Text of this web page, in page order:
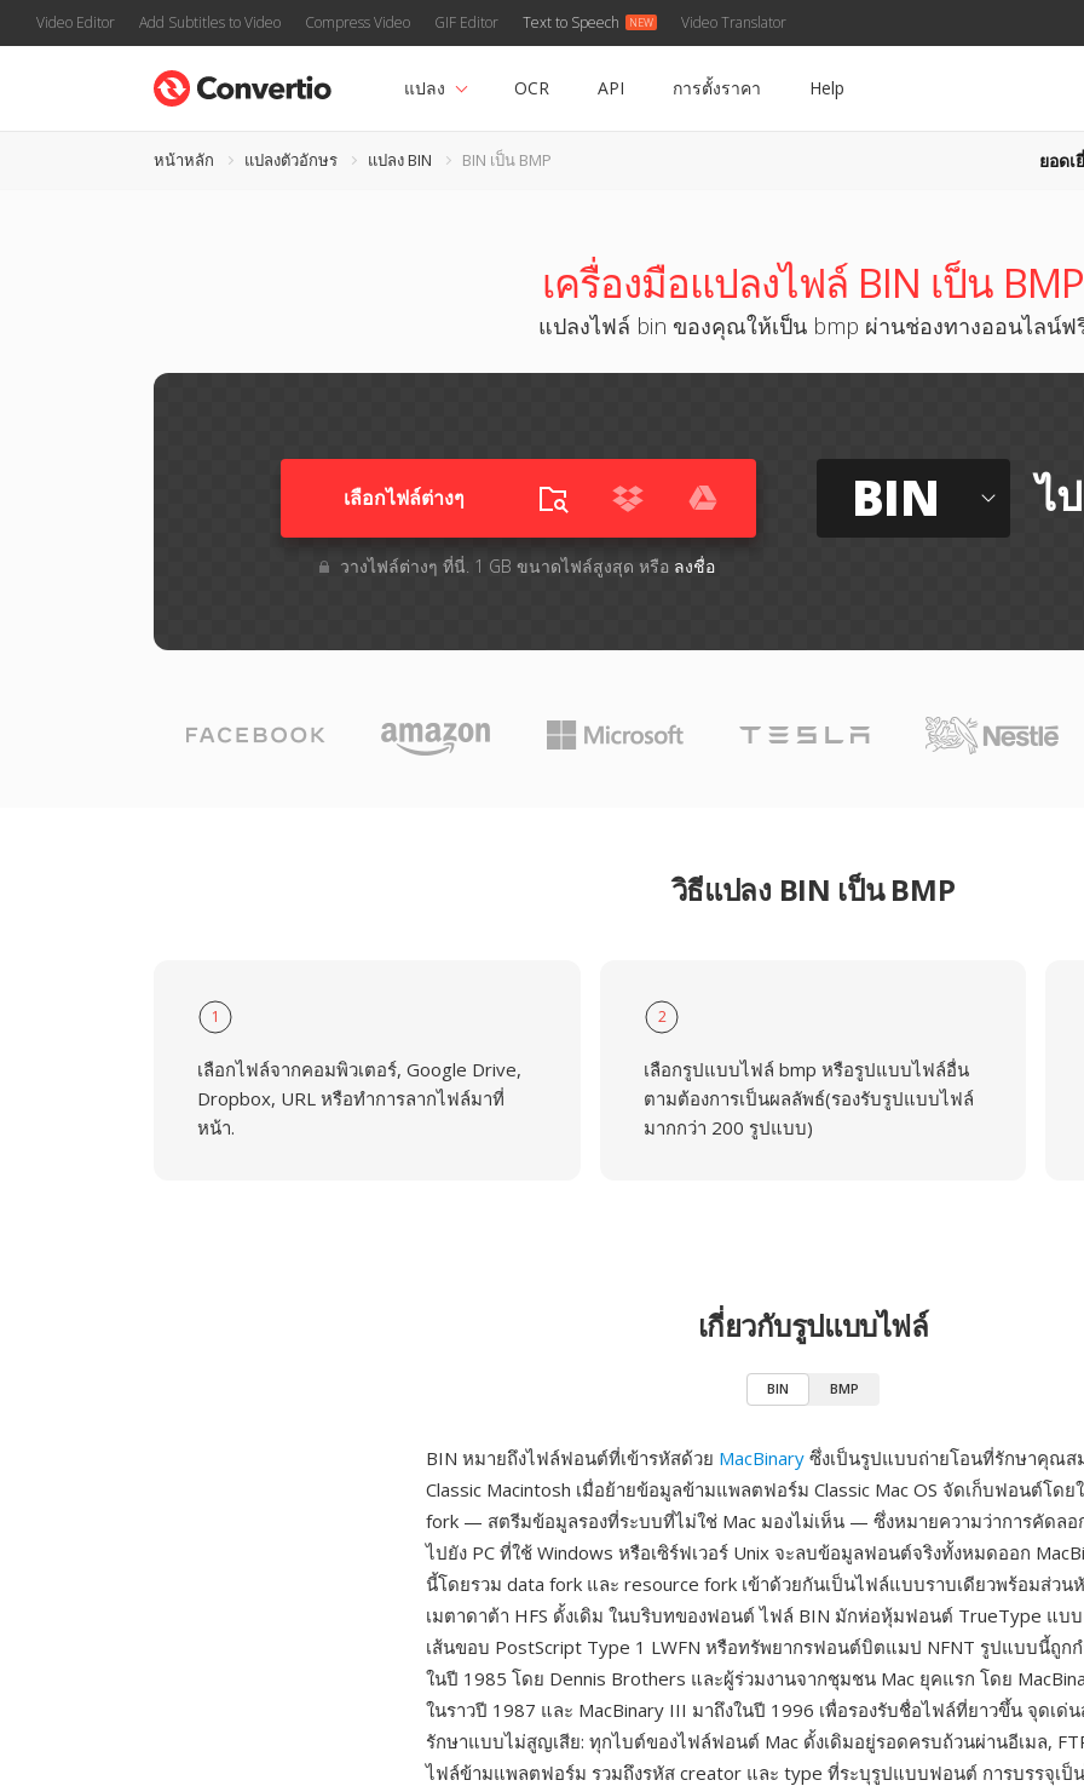
Video Editor Add Subtitles to Video Compress Video GIF Editor Text to Speech Video Translator
แปลง OCR API การตั้งราคา Help
หน้าหลัก แปลงตัวอักษร แปลง BIN BIN เป็น BMP ยอดเ
เครื่องมือแปลงไฟล์ BIN เป็น BMP
แปลงไฟล์ bin ของคุณให้เป็น bmp ผ่านช่องทางออนไลน์ฟ
เลือกไฟล์ต่างๆ​
วางไฟล์ต่างๆ​ ที่นี่. 1 GB ขนาดไฟล์สูงสุด หรือ ลงชื่อ
BIN ไ
วิธีแปลง BIN เป็น BMP
1
เลือกไฟล์จากคอมพิวเตอร์, Google Drive,
Dropbox, URL หรือทำการลากไฟล์มาที่
หน้า.
2
เลือกรูปแบบไฟล์ bmp หรือรูปแบบไฟล์อื่น
ตามต้องการเป็นผลลัพธ์(รองรับรูปแบบไฟล์
มากกว่า 200 รูปแบบ)
เกี่ยวกับรูปแบบไฟล์
BIN BMP
BIN หมายถึงไฟล์ฟอนต์ที่เข้ารหัสด้วย MacBinary ซึ่งเป็นรูปแบบถ่ายโอนที่รักษาคุณ
Classic Macintosh เมื่อย้ายข้อมูลข้ามแพลตฟอร์ม Classic Mac OS จัดเก็บฟอนต์โดย
fork — สตรีมข้อมูลรองที่ระบบที่ไม่ใช่ Mac มองไม่เห็น — ซึ่งหมายความว่าการคัดล
ไปยัง PC ที่ใช้ Windows หรือเซิร์ฟเวอร์ Unix จะลบข้อมูลฟอนต์จริงทั้งหมดออก
นี้โดยรวม data fork และ resource fork เข้าด้วยกันเป็นไฟล์แบบราบเดียวพร้อมส่วน
เมตาดาต้า HFS ดั้งเดิม ในบริบทของฟอนต์ ไฟล์ BIN มักห่อหุ้มฟอนต์ TrueType แบ
เส้นขอบ PostScript Type 1 LWFN หรือทรัพยากรฟอนต์บิตแมป NFNT รูปแบบนี้ถูก
ในปี 1985 โดย Dennis Brothers และผู้ร่วมงานจากชุมชน Mac ยุคแรก โดย
ในราวปี 1987 และ MacBinary III มาถึงในปี 1996 เพื่อรองรับชื่อไฟล์ที่ยาวขึ้น จุดเด่
รักษาแบบไม่สูญเสีย: ทุกไบต์ของไฟล์ฟอนต์ Mac ดั้งเดิมอยู่รอดครบถ้วนผ่านอีเมล,
ไฟล์ข้ามแพลตฟอร์ม รวมถึงรหัส creator และ type ที่ระบุรูปแบบฟอนต์ การบรรจุเป็